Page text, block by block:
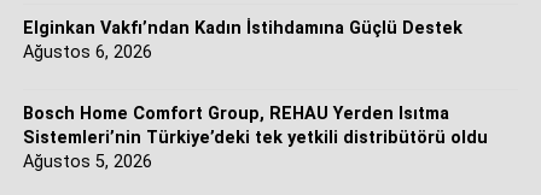
da örnek olmasıdır”.Vasiyeti doğrultusunda yürütülen
çalışmalar, üretken istihdam anlayışını bugün de
İş birliğinin sektöre ve kullanıcılara sunduğu avantajlara
değinen Bosch Home Comfort Group Türkiye, Kafkasya
ve Orta Asya Satış Genel Müdürü Kıvanç Arman, süreçle
Elginkan Vakfı’ndan Kadın İstihdamına Güçlü Destek
Ağustos 6, 2026
Bosch Home Comfort Group, REHAU Yerden Isıtma
Sistemleri’nin Türkiye’deki tek yetkili distribütörü oldu
Ağustos 5, 2026